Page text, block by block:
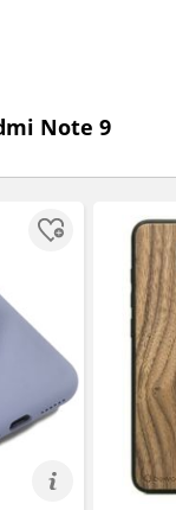
Note 9